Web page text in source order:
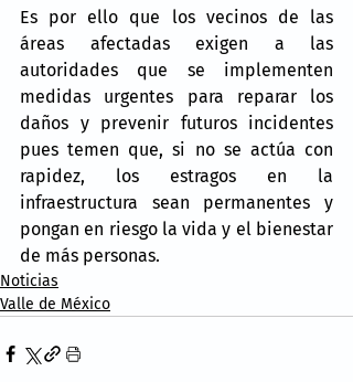
Es por ello que los vecinos de las
áreas afectadas exigen a las
autoridades que se implementen
medidas urgentes para reparar los
daños y prevenir futuros incidentes
pues temen que, si no se actúa con
rapidez, los estragos en la
infraestructura sean permanentes y
pongan en riesgo la vida y el bienestar
de más personas.
Noticias
Valle de México